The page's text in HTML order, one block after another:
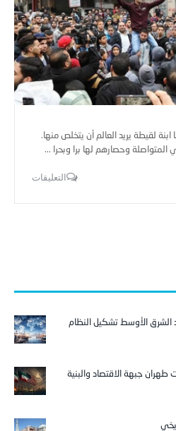
لقيطة يريد العالم أن يتخلص منها.
وحصارهم لها برا وبحرا ...
التعليقات
الشرق الأوسط تشكيل النظام
جبهة الاقتصاد والبنية